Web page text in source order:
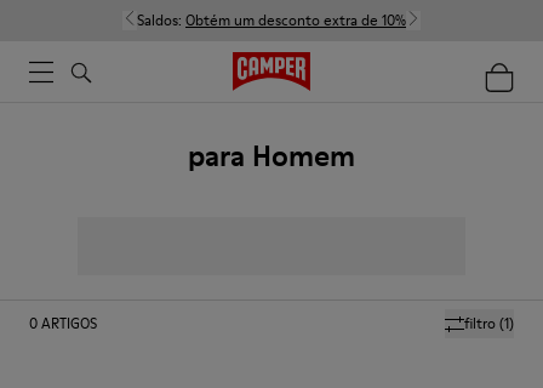
Saldos: Obtém um desconto extra de 10%
para Homem
filtro(1)
0ARTIGOS